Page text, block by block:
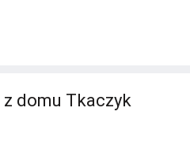
domu Tkaczyk